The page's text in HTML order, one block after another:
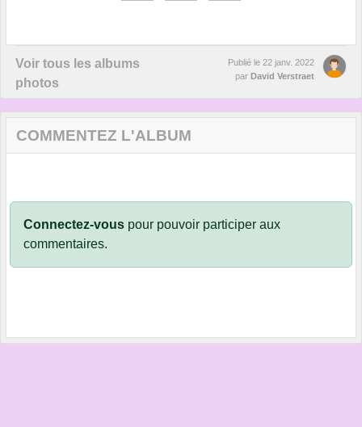
Voir tous les albums
photos
Publié le 22 janv. 2022
par David Verstraet
COMMENTEZ L'ALBUM
Connectez-vous pour pouvoir participer aux
commentaires.